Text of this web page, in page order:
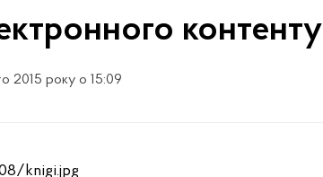
контенту
2015 року о 15:09